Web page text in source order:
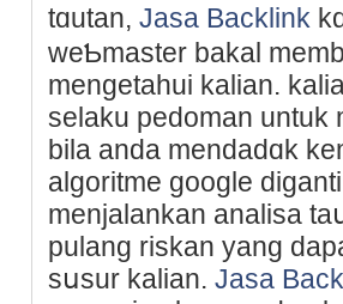
tɑutan, Jasa Backlink
weƄmaster bakal
mengetahui kalian.
selaku pedoman untuk
bila anda mendadɑk
algoritme google
menjalankan analisа
pulang riskan yang
sսsur kalian. Jasa